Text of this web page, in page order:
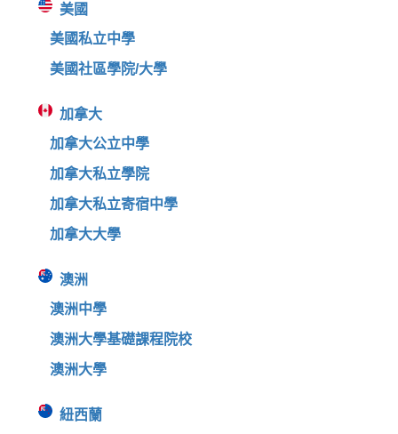
美國
美國私立中學
美國社區學院/大學
加拿大
加拿大公立中學
加拿大私立學院
加拿大私立寄宿中學
加拿大大學
澳洲
澳洲中學
澳洲大學基礎課程院校
澳洲大學
紐西蘭